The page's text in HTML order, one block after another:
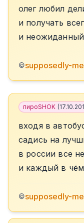
олег любил
и получать
и
©supposedly-me
пироSHOK (
входя в
садись на
в россии все
и каждый в
©supposedly-me